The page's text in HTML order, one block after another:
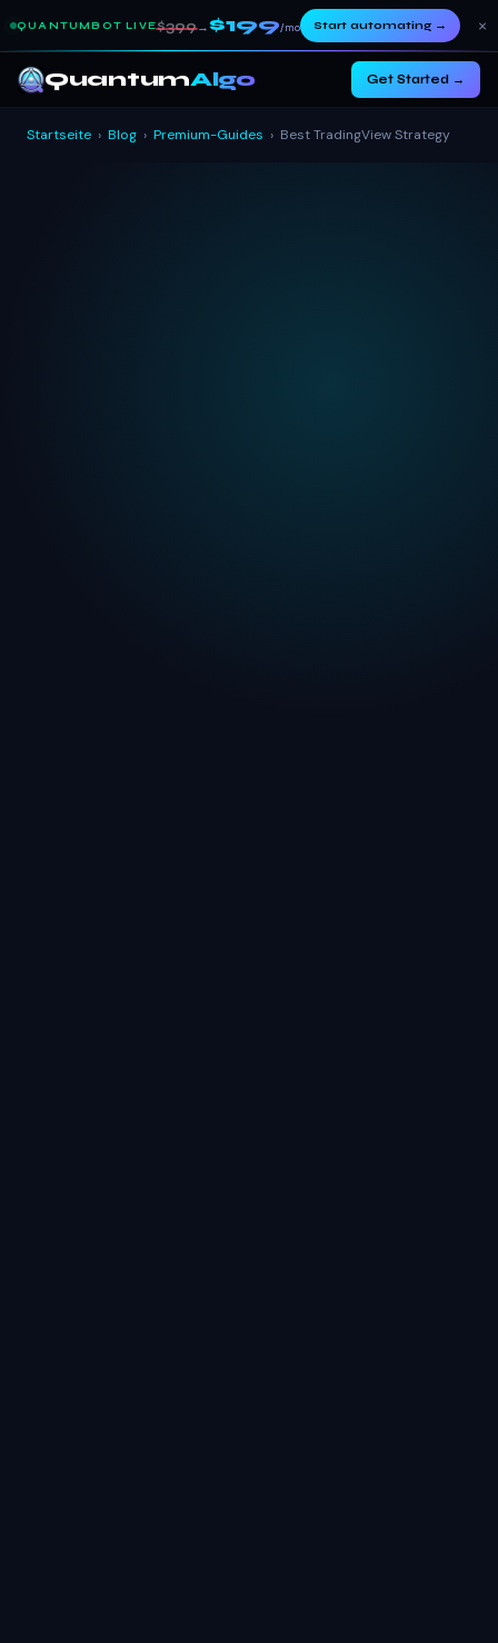
QUANTUMBOT LIVE$399→ $199/mo Start automating→ ×
QuantumAlgo Get Started →
Startseite › Blog › Premium-Guides › Best TradingView Strategy